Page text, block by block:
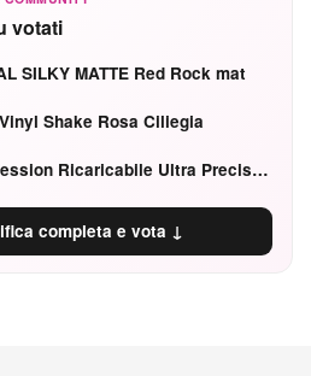
votati
SILKY MATTE Red Rock mat
Shake Rosa Ciliegia
Hourglass Confession Ricaricabile Ultra Preciso Ad Alta Intensità Secretly Classic Red
completa e vota ↓